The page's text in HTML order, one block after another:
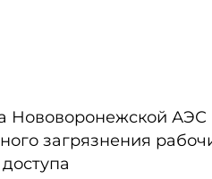
АЭС
загрязнения